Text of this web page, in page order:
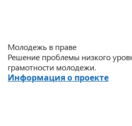
Молодежь в праве
Решение проблемы низкого
грамотности молодежи.
Информация о проекте